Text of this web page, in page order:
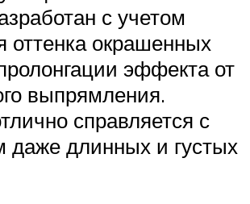
с учетом
оттенка окрашенных
эффекта от
выпрямления.
справляется с
даже длинных и густых